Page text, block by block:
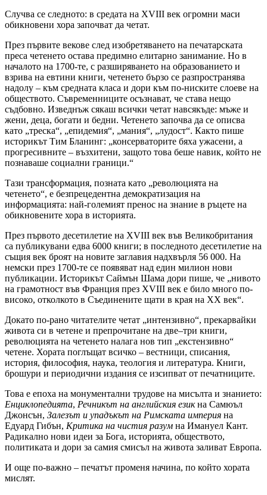
Случва се следното: в средата на XVIII век огромни маси
обикновени хора започват да четат.
През първите векове след изобретяването на печатарската
преса четенето остава предимно елитарно занимание. Но в
началото на 1700-те, с разширяването на образованието и
взрива на евтини книги, четенето бързо се разпространява
надолу – към средната класа и дори към по-ниските слоеве на
обществото. Съвременниците осъзнават, че става нещо
съдбовно. Изведнъж сякаш всички четат навсякъде: мъже и
жени, деца, богати и бедни. Четенето започва да се описва
като „треска“, „епидемия“, „мания“, „лудост“. Както пише
историкът Тим Бланинг: „консерваторите бяха ужасени, а
прогресивните – възхитени, защото това беше навик, който не
познаваше социални граници.“
Тази трансформация, позната като „революцията на
четенето“, е безпрецедентна демократизация на
информацията: най-големият пренос на знание в ръцете на
обикновените хора в историята.
През първото десетилетие на XVIII век във Великобритания
са публикувани едва 6000 книги; в последното десетилетие на
същия век броят на новите заглавия надхвърля 56 000. На
немски през 1700-те се появяват над един милион нови
публикации. Историкът Саймън Шама дори пише, че „нивото
на грамотност във Франция през XVIII век е било много по-
високо, отколкото в Съединените щати в края на XX век“.
Докато по-рано читателите четат „интензивно“, прекарвайки
живота си в четене и препрочитане на две–три книги,
революцията на четенето налага нов тип „екстензивно“
четене. Хората поглъщат всичко – вестници, списания,
история, философия, наука, теология и литература. Книги,
брошури и периодични издания се изсипват от печатниците.
Това е епоха на монументални трудове на мисълта и знанието:
Енциклопедията, Речникът на английския езикна Самюъл
Джонсън, Залезът и упадъкът на Римската империя на
Едуард Гибън, Критика на чистия разум на Имануел Кант.
Радикално нови идеи за Бога, историята, обществото,
политиката и дори за самия смисъл на живота заливат Европа.
И още по-важно – печатът променя начина, по който хората
мислят.